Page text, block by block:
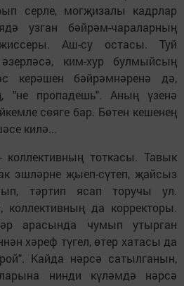
серле, могҗизалы кадрлар
узган бәйрәм-чараларның
Аш-су остасы. Туй
ким-хур булмыйсың
керәшен бәйрәмнәренә дә,
"не пропадешь". Аның үзенә
сөяге бар. Бөтен кешенең
килә...
тоткасы. Тавык
эшләрне җыеп-сүтеп, җайсыз
тәртип ясап торучы ул.
коллективның да корректоры.
арасында чумып утырган
хәреф түгел, өтер хатасы да
Кайда нәрсә сатылганын,
нинди күләмдә нәрсә